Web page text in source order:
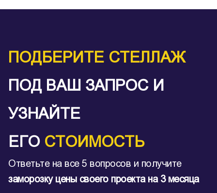
ПОДБЕРИТЕ СТЕЛЛАЖ
ПОД ВАШ ЗАПРОС И
УЗНАЙТЕ
ЕГО СТОИМОСТЬ
Ответьте на все 5 вопросов и получите
заморозку цены своего проекта на 3 месяца